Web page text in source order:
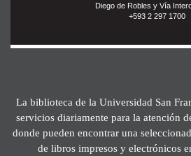
Diego de Robles y Vía
+593 2 297 1700
La biblioteca de la Universidad San
servicios diariamente para la atención
donde pueden encontrar una
de libros impresos y electrónicos